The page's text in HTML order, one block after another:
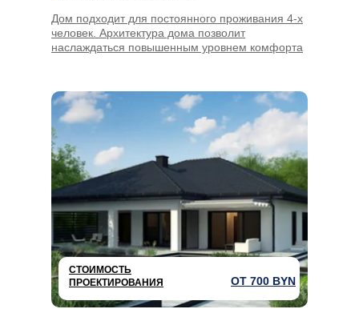
Дом подходит для постоянного проживания 4-х
человек. Архитектура дома позволит
наслаждаться повышенным уровнем комфорта
СТОИМОСТЬ
ПРОЕКТИРОВАНИЯ
ОТ 700 BYN